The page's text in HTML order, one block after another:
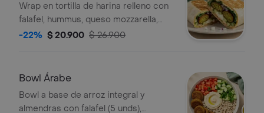
Wrap en tortilla de harina relleno con
falafel, hummus, queso mozzarella,
queso feta, espinaca, pepino, cebolla
-22% $ 20.900 $ 26.900
Bowl Árabe
Bowl a base de arroz integral y
almendras con falafel (5 unds),